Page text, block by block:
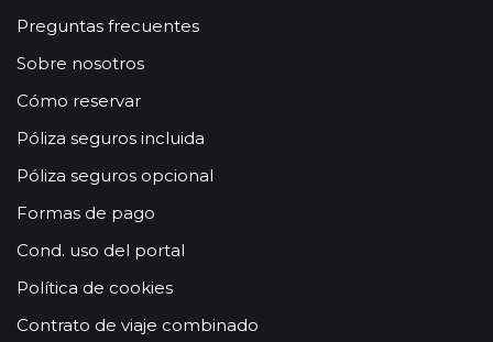
Preguntas frecuentes
Sobre nosotros
Cómo reservar
Póliza seguros incluida
Póliza seguros opcional
Formas de pago
Cond. uso del portal
Política de cookies
Contrato de viaje combinado